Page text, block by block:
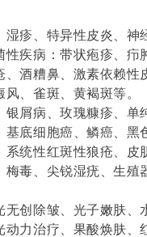
湿疹、特异性皮炎、
性疾病：带状疱疹、疖
：痤疮、酒糟
：白癜风、
病：银屑病、
疾病：基底细
系统性红斑性狼疮、皮
病：梅毒、尖
美容
激光无创除皱
：光动力治疗、